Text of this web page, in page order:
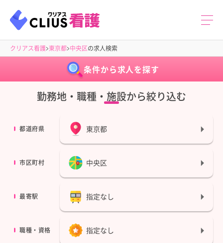
クリアス看護 東京都 中央区の求人検索
条件から求人を探す
勤務地・職種・施設から絞り込む
都道府県 東京都
市区町村 中央区
最寄駅 指定なし
職種・資格 指定なし